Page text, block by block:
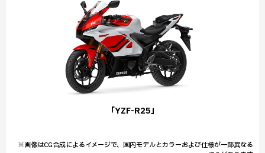
「YZF-R25」
※画像はCG合成によるイメージで、国内モデルとカラーおよび仕様が一部異なる